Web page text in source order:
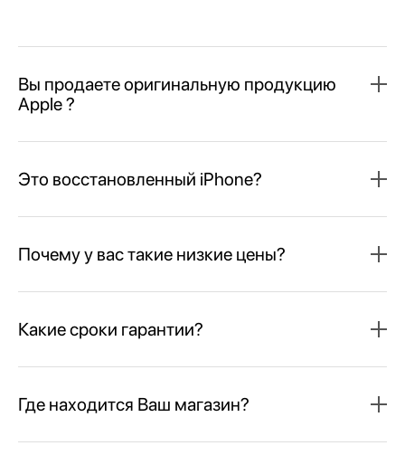
Вы продаете оригинальную продукцию
Apple ?
Это восстановленный iPhone?
Почему у вас такие низкие цены?
Какие сроки гарантии?
Где находится Ваш магазин?